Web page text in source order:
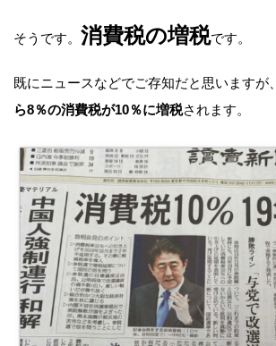
そうです。 消費税の増税です。
既にニュースなどでご存知だと思いますが、
ら8％の消費税が10％に増税されます。